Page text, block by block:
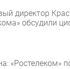
директор
обсудили
«Ростелеком»